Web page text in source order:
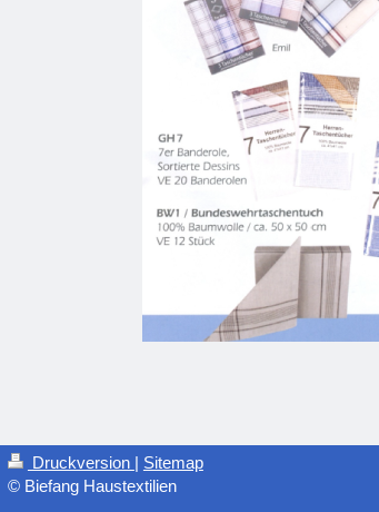
Druckversion | Sitemap
© Biefang Haustextilien